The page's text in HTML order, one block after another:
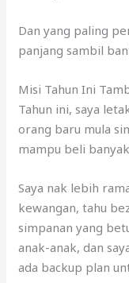
Dan yang paling
panjang sambil
Misi Tahun Ini
Tahun ini, saya
orang baru mula
mampu beli
Saya nak lebih
kewangan, tahu
simpanan yang
anak-anak, dan
ada backup plan